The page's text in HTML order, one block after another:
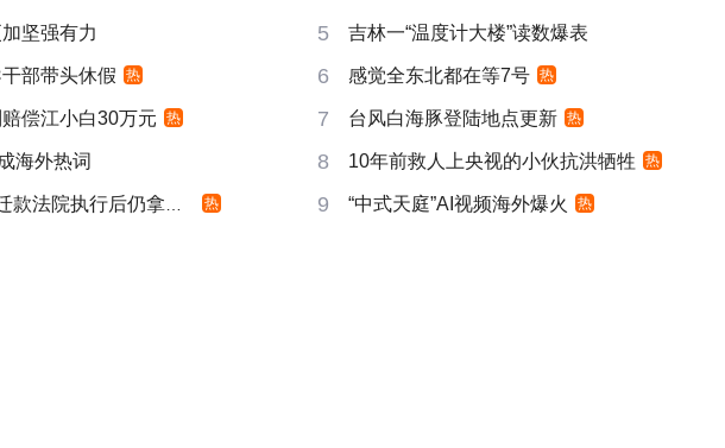
坚强有力 5 吉林一“温度计大楼”读数爆表
部带头休假 热 6 感觉全东北都在等7号 热
偿江小白30万元 热 7 台风白海豚登陆地点更新 热
海外热词 8 10年前救人上央视的小伙抗洪牺牲 热
法院执行后仍拿不到 热 9 “中式天庭”AI视频海外爆火 热